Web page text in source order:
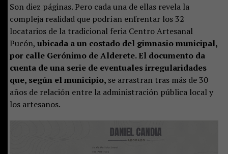
Son diez páginas. Pero cada una de ellas revela la
compleja realidad que podrían enfrentar los 32
locatarios de la tradicional feria Centro Artesanal
Pucón, ubicada a un costado del gimnasio municipal,
por calle Gerónimo de Alderete. El documento da
cuenta de una serie de eventuales irregularidades
que, según el municipio, se arrastran tras más de 30
años de relación entre la administración pública local y
los artesanos.